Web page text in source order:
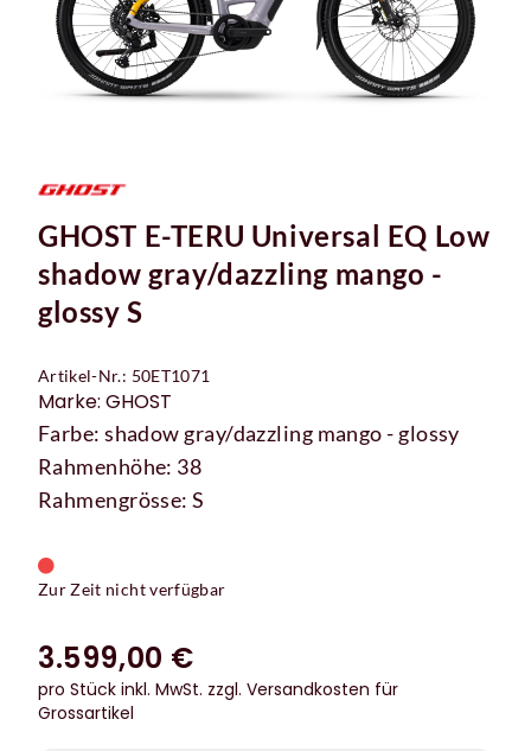
GHOST E-TERU Universal EQ Low
shadow gray/dazzling mango -
glossy S
Artikel-Nr.: 50ET1071
Marke: GHOST
Farbe: shadow gray/dazzling mango - glossy
Rahmenhöhe: 38
Rahmengrösse: S
Zur Zeit nicht verfügbar
3.599,00 €
pro Stück inkl. MwSt. zzgl. Versandkosten für
Grossartikel